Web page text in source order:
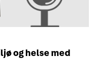
og helse med